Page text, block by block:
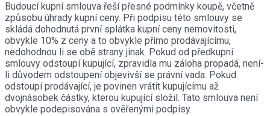
Budoucí kupní smlouva řeší přesné podmínky koupě, včetně
způsobu úhrady kupní ceny. Při podpisu této smlouvy se
skládá dohodnutá první splátka kupní ceny nemovitosti,
obvykle 10% z ceny a to obvykle přímo prodávajícímu,
nedohodnou li se obě strany jinak. Pokud od předkupní
smlouvy odstoupí kupující, zpravidla mu záloha propadá, není-
li důvodem odstoupení objevivší se právní vada. Pokud
odstoupí prodávající, je povinen vrátit kupujícímu až
dvojnásobek částky, kterou kupující složil. Tato smlouva není
obvykle podepisována s ověřenými podpisy.